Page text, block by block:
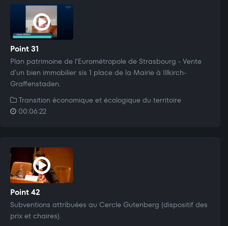
Point 31
Plan patrimoine de l'Eurométropole de Strasbourg - Vente
d'un bien immobilier sis 1 place de la Mairie à Illkirch-
Graffenstaden.
Transition économique et écologique du territoire
00:06:22
Point 42
Subventions attribuées au Cercle Gutenberg (dispositif des
prix et chaires).